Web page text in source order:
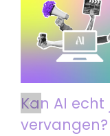
Kan AI echt
vervangen?